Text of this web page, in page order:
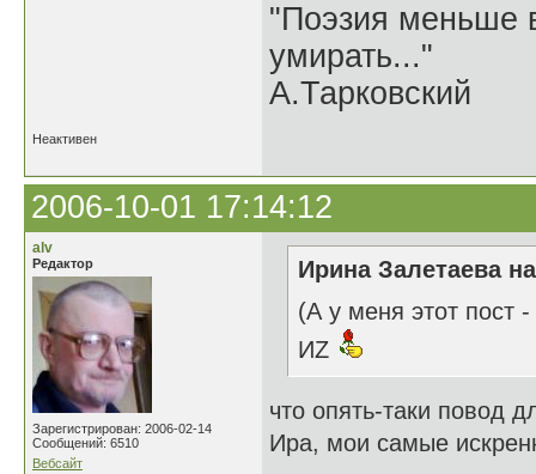
"Поэзия меньше
умирать..."
А.Тарковский
Неактивен
2006-10-01 17:14:12
alv
Редактор
Зарегистрирован: 2006-02-14
Сообщений: 6510
Вебсайт
Ирина Залетаева
(А у меня этот пост
ИZ
что опять-таки повод
Ира, мои самые